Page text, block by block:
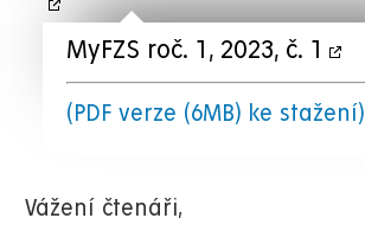
MyFZS roč. 1, 2023, č. 1
(PDF verze (6MB) ke stažení)
Vážení čtenáři,